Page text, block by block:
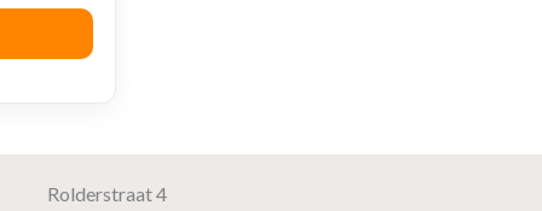
Rolderstraat 4